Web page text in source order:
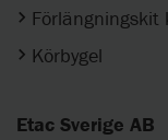
Förlängningskit
Körbygel
Etac Sverige AB